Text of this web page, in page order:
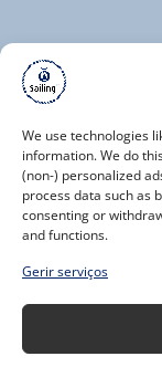
We use technologies
information. We do
(non-) personalized
process data such as
consenting or
and functions.
Gerir serviços